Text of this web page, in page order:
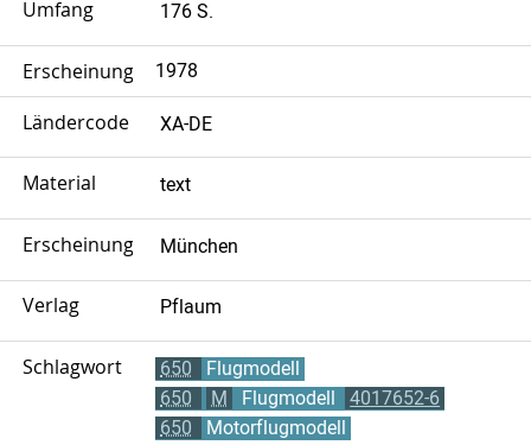
Umfang 176 S.
Erscheinungsjahr
1978
Ländercode XA-DE
Material text
ErscheinungsortMünchen
Verlag Pflaum
Schlagwort 650
Flugmodell
650
M Flugmodell
4017652-6
650
Motorflugmodell